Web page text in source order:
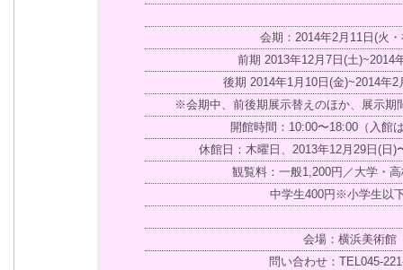
会期：2014年2月11日(火
前期 2013年12月7日(土)~2014
後期 2014年1月10日(金)~2014年2
※会期中、前後期展示替えのほか、展示期
開館時間：10:00〜18:00（入館
休館日：木曜日、2013年12月29日(日)
観覧料：一般1,200円／大学・
中学生400円※小学生以
会場：横浜美術館
問い合わせ：TEL045-